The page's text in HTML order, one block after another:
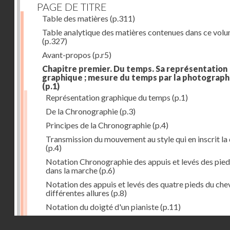
PAGE DE TITRE
Table des matières (p.311)
Table analytique des matières contenues dans ce
(p.327)
Avant-propos (p.r5)
Chapitre premier. Du temps. Sa représentation
graphique ; mesure du temps par la
(p.1)
Représentation graphique du temps (p.1)
De la Chronographie(p.3)
Principes de la Chronographie(p.4)
Transmission du mouvement au style qui en inscrit la
(p.4)
Notation Chronographie des appuis et levés des
dans la marche(p.6)
Notation des appuis et levés des quatre pieds du
différentes allures (p.8)
Notation du doigté d'un pianiste(p.11)